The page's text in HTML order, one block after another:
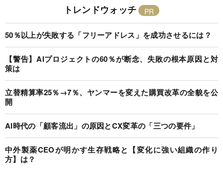
トレンドウォッチ
50％以上が失敗する「フリーアドレス」を成功させるには？
【警告】AIプロジェクトの60％が断念、失敗の根本原因と対
策は
立替精算率25％→7％、ヤンマーを変えた購買改革の全貌を公
開
AI時代の「顧客流出」の原因とCX変革の「三つの要件」
中外製薬CEOが明かす生存戦略と【変化に強い組織の作り
方】は？